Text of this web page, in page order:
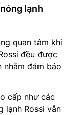
lạnh
quan tâm khi
đều được
đảm bảo
cấp như các
lạnh Rossi vẫn